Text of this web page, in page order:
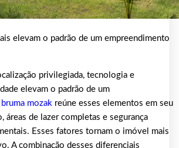
elevam o padrão de um empreendimento
privilegiada, tecnologia e
elevam o padrão de um
bruma mozak reúne esses elementos em seu
áreas de lazer completas e segurança
Esses fatores tornam o imóvel mais
A combinação desses diferenciais